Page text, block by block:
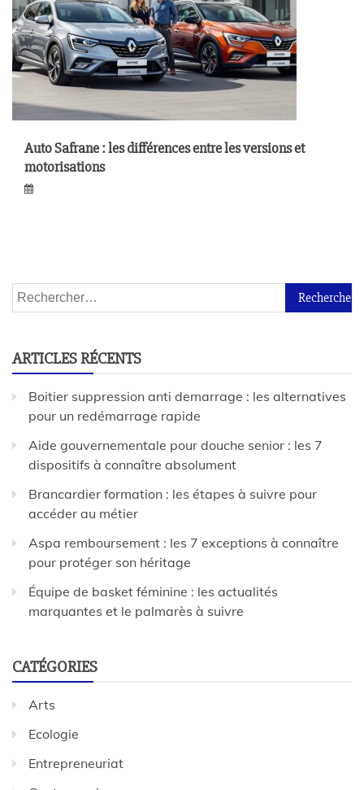
Auto Safrane : les différences entre les versions et
motorisations
ARTICLES RÉCENTS
Boitier suppression anti demarrage : les alternatives
pour un redémarrage rapide
Aide gouvernementale pour douche senior : les 7
dispositifs à connaître absolument
Brancardier formation : les étapes à suivre pour
accéder au métier
Aspa remboursement : les 7 exceptions à connaître
pour protéger son héritage
Équipe de basket féminine : les actualités
marquantes et le palmarès à suivre
CATÉGORIES
Arts
Ecologie
Entrepreneuriat